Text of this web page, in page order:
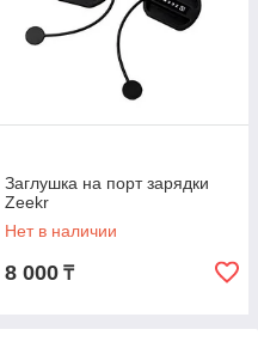
Заглушка на порт зарядки
Zeekr
Нет в наличии
8 000 ₸